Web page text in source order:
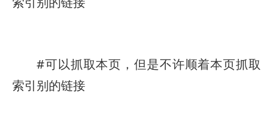
#可以抓取本页，但是不许顺着本页抓取
索引别的链接